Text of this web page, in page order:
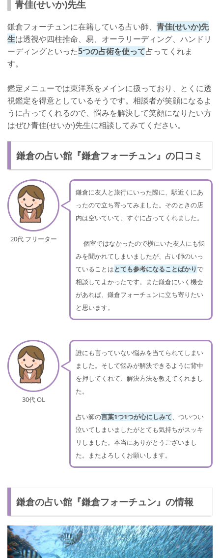
青佳(せいか)先生
鎌倉フォーチュンに在籍している占い師、 青佳(せいか)先
生は透視や四柱推命、易、オーラリーディング、ハンドリ
ーディングといった5つの占術を使って占ってくれま
す。
鑑定メニューでは東洋系をメインに扱っており、とくに透
視鑑定を得意としているそうです。相談者が笑顔になるよ
うに占ってくれるので、悩みを解決して笑顔になりたい方
はぜひ青佳(せいか)先生に相談してみてください。
鎌倉の占い館『鎌倉フォーチュン』の口コミ
20代 フリーター
鎌倉に友人と旅行にいった際に、駅近くにあ
ったので立ち寄ってみました。そのときの店
内は空いていて、すぐに占ってくれました。
個室ではなかったので横にいた友人にも悩
みを聞かれてしまいましたが、占い師のいっ
ていることはとても参考になることばかりで
相談してよかったです。また鎌倉にいく機会
があれば、鎌倉フォーチュンに立ち寄りたい
と思います。
30代 OL
誰にも言っていない悩みを当てられてしまい
ました。そして悩みが解決できるように背中
を押してくれて、解決方法を教えてくれまし
た。
占い師の言葉1つ1つが心にしみて、ついつい
泣いてしまいましたがとても気持ちがスッキ
リしました。本当にありがとうございまし
た。またよろしくお願いします。
鎌倉の占い館『鎌倉フォーチュン』の情報